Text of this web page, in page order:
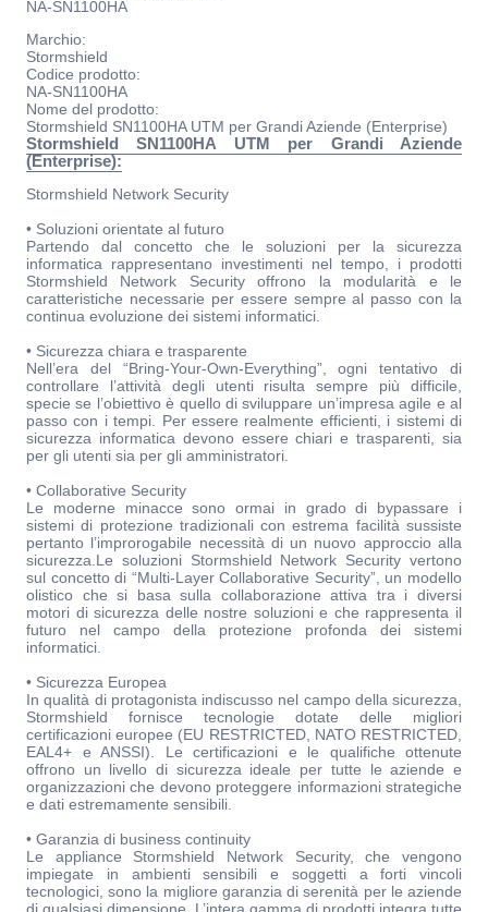
NA-SN1100HA
Marchio:
Stormshield
Codice prodotto:
NA-SN1100HA
Nome del prodotto:
Stormshield SN1100HA UTM per Grandi Aziende (Enterprise)
Stormshield SN1100HA UTM per Grandi Aziende
(Enterprise):
Stormshield Network Security
• Soluzioni orientate al futuro
Partendo dal concetto che le soluzioni per la sicurezza
informatica rappresentano investimenti nel tempo, i prodotti
Stormshield Network Security offrono la modularità e le
caratteristiche necessarie per essere sempre al passo con la
continua evoluzione dei sistemi informatici.
• Sicurezza chiara e trasparente
Nell’era del “Bring-Your-Own-Everything”, ogni tentativo di
controllare l’attività degli utenti risulta sempre più difficile,
specie se l’obiettivo è quello di sviluppare un’impresa agile e al
passo con i tempi. Per essere realmente efficienti, i sistemi di
sicurezza informatica devono essere chiari e trasparenti, sia
per gli utenti sia per gli amministratori.
• Collaborative Security
Le moderne minacce sono ormai in grado di bypassare i
sistemi di protezione tradizionali con estrema facilità sussiste
pertanto l’improrogabile necessità di un nuovo approccio alla
sicurezza.Le soluzioni Stormshield Network Security vertono
sul concetto di “Multi-Layer Collaborative Security”, un modello
olistico che si basa sulla collaborazione attiva tra i diversi
motori di sicurezza delle nostre soluzioni e che rappresenta il
futuro nel campo della protezione profonda dei sistemi
informatici.
• Sicurezza Europea
In qualità di protagonista indiscusso nel campo della sicurezza,
Stormshield fornisce tecnologie dotate delle migliori
certificazioni europee (EU RESTRICTED, NATO RESTRICTED,
EAL4+ e ANSSI). Le certificazioni e le qualifiche ottenute
offrono un livello di sicurezza ideale per tutte le aziende e
organizzazioni che devono proteggere informazioni strategiche
e dati estremamente sensibili.
• Garanzia di business continuity
Le appliance Stormshield Network Security, che vengono
impiegate in ambienti sensibili e soggetti a forti vincoli
tecnologici, sono la migliore garanzia di serenità per le aziende